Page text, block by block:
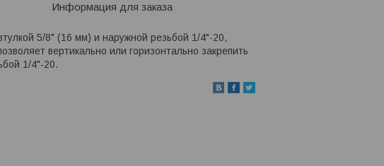
Информация для заказа
5/8" (16 мм) и наружной резьбой 1/4"-20,
вертикально или горизонтально закрепить
1/4"-20.